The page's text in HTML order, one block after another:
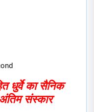
धुर्वे का सैनिक
संस्कार